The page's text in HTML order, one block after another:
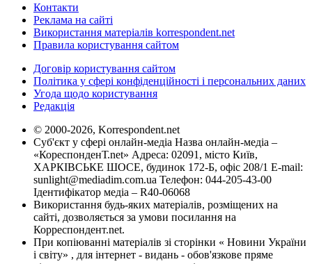
Контакти
Реклама на сайті
Використання матеріалів korrespondent.net
Правила користування сайтом
Договір користування сайтом
Політика у сфері конфіденційності і персональних даних
Угода щодо користування
Редакція
© 2000-2026, Korrespondent.net
Суб'єкт у сфері онлайн-медіа Назва онлайн-медіа –
«КореспонденТ.net» Адреса: 02091, місто Київ,
ХАРКІВСЬКЕ ШОСЕ, будинок 172-Б, офіс 208/1 E-mail:
sunlight@mediadim.com.ua Телефон: 044-205-43-00
Ідентифікатор медіа – R40-06068
Використання будь-яких матеріалів, розміщених на
сайті, дозволяється за умови посилання на
Корреспондент.net.
При копіюванні матеріалів зі сторінки « Новини України
і світу» , для інтернет - видань - обов'язкове пряме